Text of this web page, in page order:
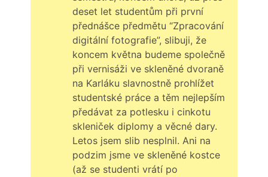
deset let studentům při první
přednášce předmětu “Zpracování
digitální fotografie”, slibuji, že
koncem května budeme společně
při vernisáži ve skleněné dvoraně
na Karláku slavnostně prohlížet
studentské práce a těm nejlepším
předávat za potlesku i cinkotu
skleniček diplomy a věcné dary.
Letos jsem slib nesplnil. Ani na
podzim jsme ve skleněné kostce
(až se studenti vrátí po